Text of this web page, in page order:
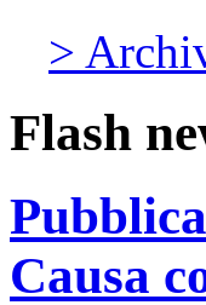
>
Flash
Causa